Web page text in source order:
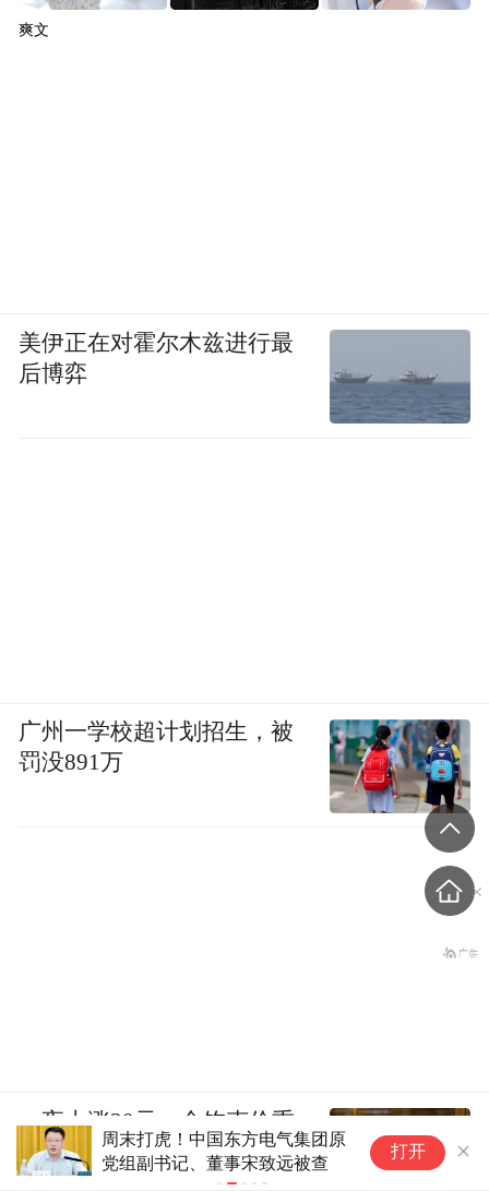
周末打虎！中国东方电气集团原
党组副书记、董事宋致远被查
打开
爽文
美伊正在对霍尔木兹进行最
后博弈
广州一学校超计划招生，被
罚没891万
一夜上涨30元，金饰克价重
回1300元